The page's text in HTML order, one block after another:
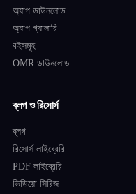
অ্যাপ ডাউনলোড
অ্যাপ গ্যালারি
বইসমূহ
OMR ডাউনলোড
ব্লগ ও রিসোর্স
ব্লগ
রিসোর্স লাইব্রেরি
PDF লাইব্রেরি
ভিডিয়ো সিরিজ